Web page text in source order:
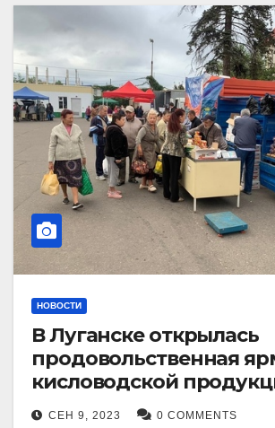
НОВОСТИ
В Луганске открылась
продовольственная
кисловодской
СЕН 9, 2023 0 COMMENTS